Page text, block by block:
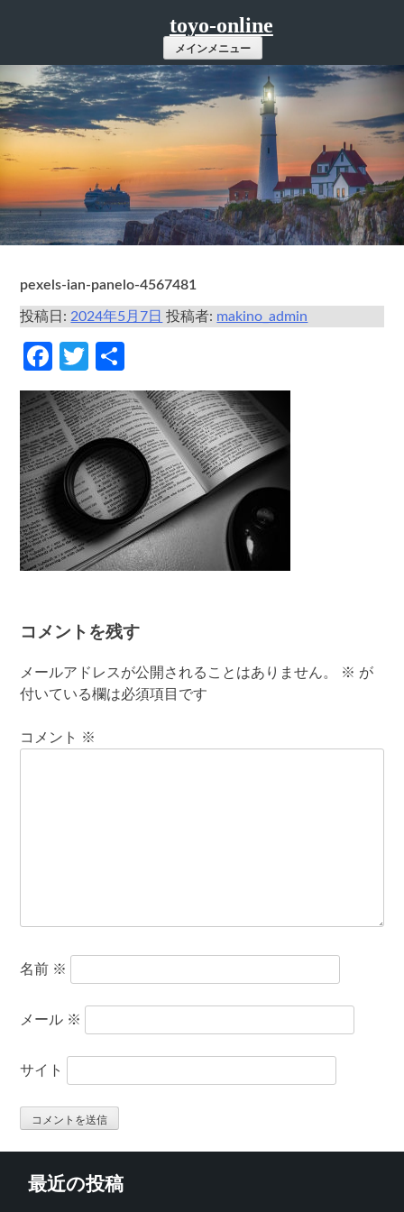
ツ
へ
ス
キ
ッ
プ
toyo-online
メインメニュー
pexels-ian-panelo-4567481
投稿日: 2024年5月7日 投稿者: makino_admin
Facebook
Twitter
有
コメントを残す
メールアドレスが公開されることはありません。 ※ が
付いている欄は必須項目です
コメント ※
名前 ※
メール ※
サイト
最近の投稿